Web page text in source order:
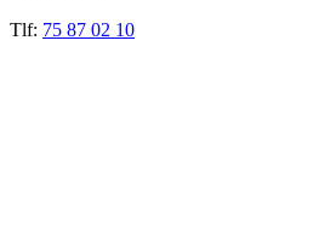
Tlf: 75 87 02 10